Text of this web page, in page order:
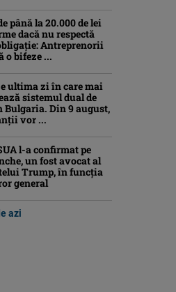
până la 20.000 de lei
dacă nu respectă
Antreprenorii
o bifeze ...
ultima zi în care mai
sistemul dual de
Din 9 august,
vor ...
l-a confirmat pe
un fost avocat al
Trump, în funcția
general
azi